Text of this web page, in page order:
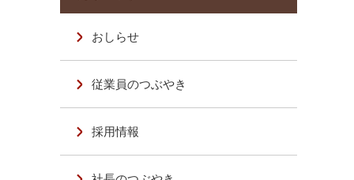
おしらせ
従業員のつぶやき
採用情報